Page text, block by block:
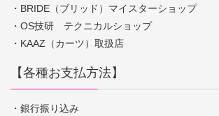
・BRIDE（ブリッド）マイスターショップ
・OS技研 テクニカルショップ
・KAAZ（カーツ）取扱店
【各種お支払方法】
・銀行振り込み